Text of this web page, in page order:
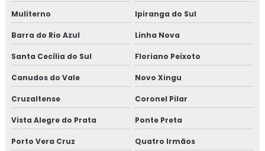
Muliterno Ipiranga do Sul
Barra do Rio Azul Linha Nova
Santa Cecília do Sul Floriano Peixoto
Canudos do Vale Novo Xingu
Cruzaltense Coronel Pilar
Vista Alegre do Prata Ponte Preta
Porto Vera Cruz Quatro Irmãos